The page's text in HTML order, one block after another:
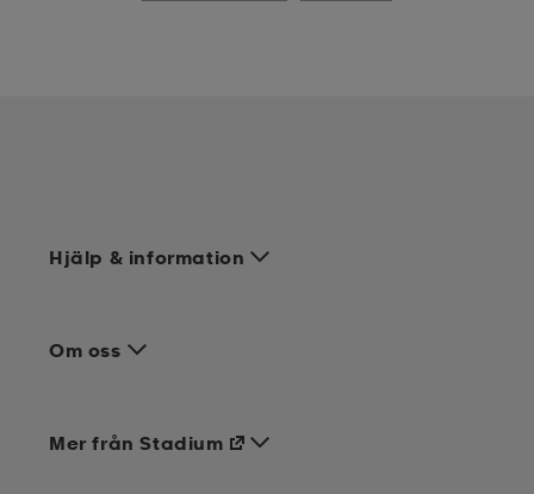
Hjälp & information
Om oss
Mer från Stadium